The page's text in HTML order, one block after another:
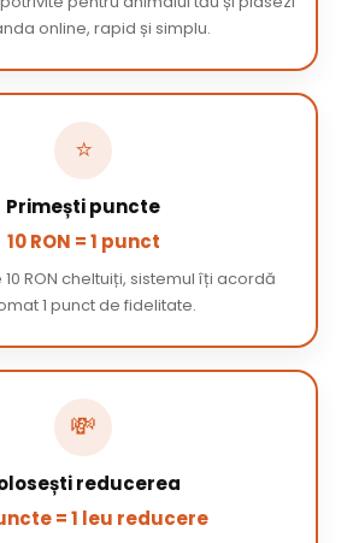
online, rapid și simplu.
⭐
Primești puncte
10 RON = 1 punct
RON cheltuiți, sistemul îți acordă
1 punct de fidelitate.
💸
reducerea
= 1 leu reducere